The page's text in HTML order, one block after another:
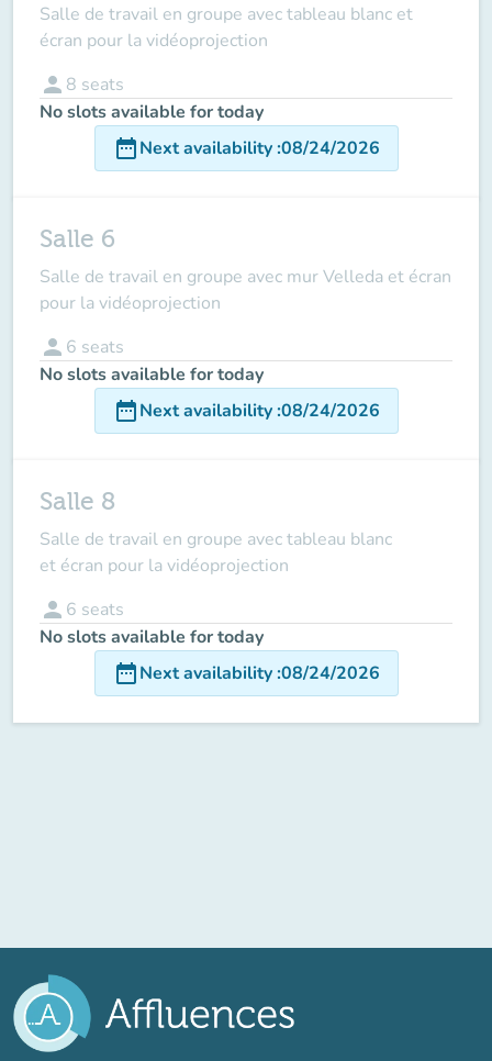
Salle de travail en groupe avec tableau blanc et
écran pour la vidéoprojection
person 8 seats
No slots available for today
date_rangeNext availability:08/24/2026
Salle 6
Salle de travail en groupe avec mur Velleda et écran
pour la vidéoprojection
person 6 seats
No slots available for today
date_rangeNext availability:08/24/2026
Salle 8
Salle de travail en groupe avec tableau blanc
et écran pour la vidéoprojection
person 6 seats
No slots available for today
date_rangeNext availability:08/24/2026